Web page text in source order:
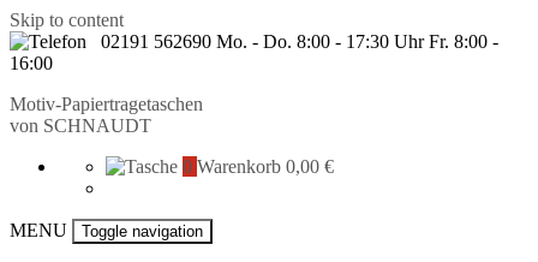
Skip to content
02191 562690 Mo. - Do. 8:00 - 17:30 Uhr Fr. 8:00 -
16:00
Motiv-Papiertragetaschen
von SCHNAUDT
0 Warenkorb 0,00 €
MENU Toggle navigation